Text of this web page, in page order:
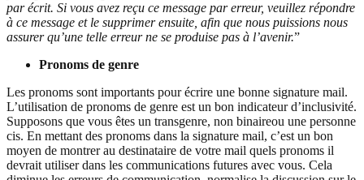
par écrit. Si vous avez reçu ce message par erreur, veuillez répondre
à ce message et le supprimer ensuite, afin que nous puissions nous
assurer qu’une telle erreur ne se produise pas à l’avenir.”
Pronoms de genre
Les pronoms sont importants pour écrire une bonne signature mail.
L’utilisation de pronoms de genre est un bon indicateur d’inclusivité.
Supposons que vous êtes un transgenre, non binaireou une personne
cis. En mettant des pronoms dans la signature mail, c’est un bon
moyen de montrer au destinataire de votre mail quels pronoms il
devrait utiliser dans les communications futures avec vous. Cela